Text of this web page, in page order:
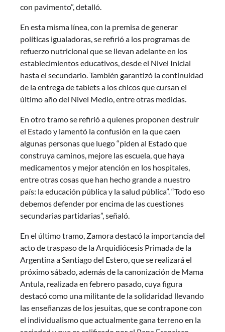
con pavimento”, detalló.
En esta misma línea, con la premisa de generar
políticas igualadoras, se refirió a los programas de
refuerzo nutricional que se llevan adelante en los
establecimientos educativos, desde el Nivel Inicial
hasta el secundario. También garantizó la continuidad
de la entrega de tablets a los chicos que cursan el
último año del Nivel Medio, entre otras medidas.
En otro tramo se refirió a quienes proponen destruir
el Estado y lamentó la confusión en la que caen
algunas personas que luego “piden al Estado que
construya caminos, mejore las escuela, que haya
medicamentos y mejor atención en los hospitales,
entre otras cosas que han hecho grande a nuestro
país: la educación pública y la salud pública”. “Todo eso
debemos defender por encima de las cuestiones
secundarias partidarias”, señaló.
En el último tramo, Zamora destacó la importancia del
acto de traspaso de la Arquidiócesis Primada de la
Argentina a Santiago del Estero, que se realizará el
próximo sábado, además de la canonización de Mama
Antula, realizada en febrero pasado, cuya figura
destacó como una militante de la solidaridad llevando
las enseñanzas de los jesuitas, que se contrapone con
el individualismo que actualmente gana terreno en la